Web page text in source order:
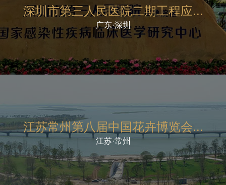
深圳市第三人民医院二期工程应...
广东·深圳
江苏常州第八届中国花卉博览会...
江苏·常州